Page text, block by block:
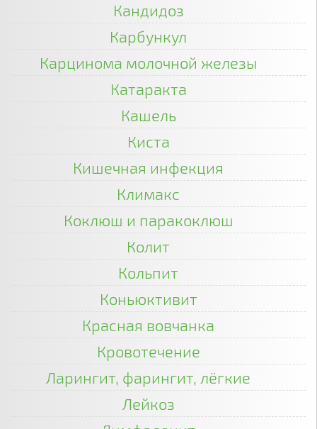
Кандидоз
Карбункул
Карцинома молочной железы
Катаракта
Кашель
Киста
Кишечная инфекция
Климакс
Коклюш и паракоклюш
Колит
Кольпит
Коньюктивит
Красная вовчанка
Кровотечение
Ларингит, фарингит, лёгкие
Лейкоз